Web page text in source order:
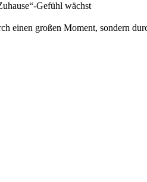
Gefühl wächst
einen großen Moment, sondern